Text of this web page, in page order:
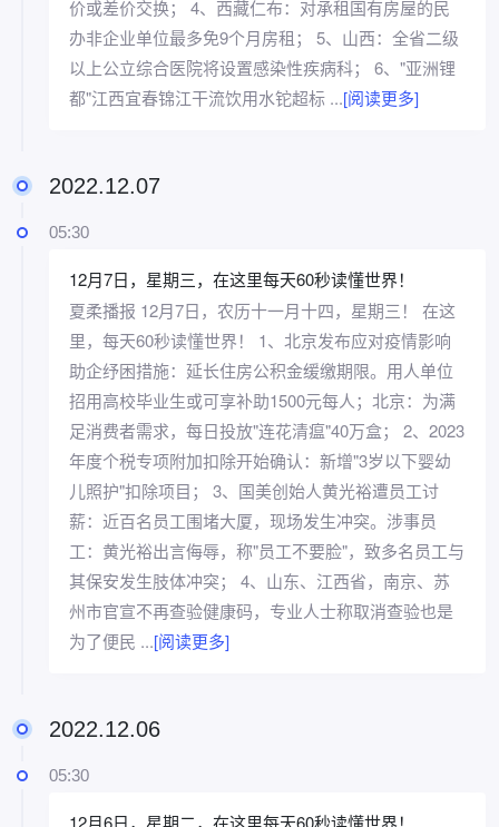
价或差价交换； 4、西藏仁布：对承租国有房屋的民
办非企业单位最多免9个月房租； 5、山西：全省二级
以上公立综合医院将设置感染性疾病科； 6、"亚洲锂
都"江西宜春锦江干流饮用水铊超标 ...[阅读更多]
2022.12.07
05:30
12月7日，星期三，在这里每天60秒读懂世界！
夏柔播报 12月7日，农历十一月十四，星期三！ 在这
里，每天60秒读懂世界！ 1、北京发布应对疫情影响
助企纾困措施：延长住房公积金缓缴期限。用人单位
招用高校毕业生或可享补助1500元每人；北京：为满
足消费者需求，每日投放"连花清瘟"40万盒； 2、2023
年度个税专项附加扣除开始确认：新增"3岁以下婴幼
儿照护"扣除项目； 3、国美创始人黄光裕遭员工讨
薪：近百名员工围堵大厦，现场发生冲突。涉事员
工：黄光裕出言侮辱，称"员工不要脸"，致多名员工与
其保安发生肢体冲突； 4、山东、江西省，南京、苏
州市官宣不再查验健康码，专业人士称取消查验也是
为了便民 ...[阅读更多]
2022.12.06
05:30
12月6日，星期二，在这里每天60秒读懂世界！